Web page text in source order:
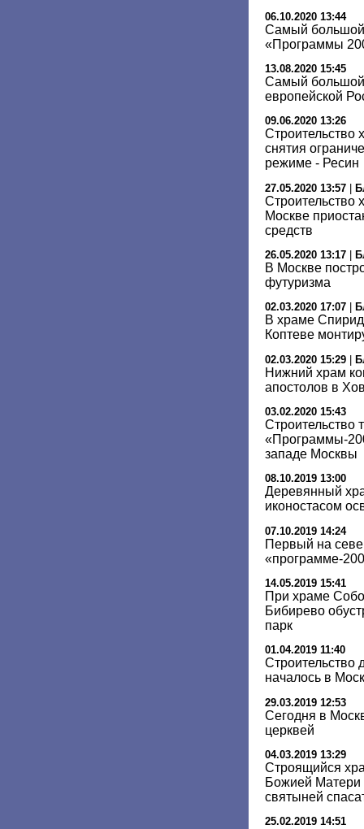
06.10.2020 13:44
Самый большой
«Программы
13.08.2020 15:45
Самый
европейской
09.06.2020 13:26
Cтроительство
снятия
режиме - Ресин
27.05.2020 13:57 |
Строительство
Москве
средств
26.05.2020 13:17
В Москве
футуризма
02.03.2020 17:07
В храме
Коптеве
02.03.2020 15:29 |
Нижний храм
апостолов в
03.02.2020 15:43
Строительство
«Программы-
западе Москвы
08.10.2019 13:00
Деревянный
иконостасом
07.10.2019 14:24
Первый на
«программе-
14.05.2019 15:41
При храме
Бибирево
парк
01.04.2019 11:40
Строительство
началось в
29.03.2019 12:53
Сегодня в
церквей
04.03.2019 13:29
Строящийся
Божией Матери
святыней
25.02.2019 14:51